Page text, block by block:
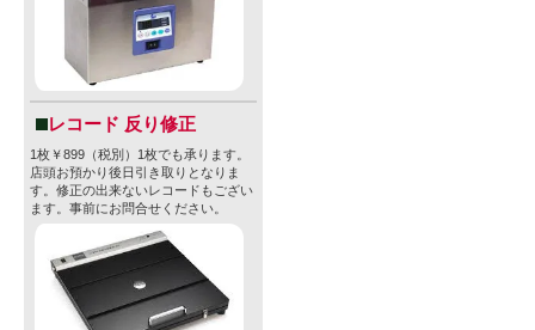
レコード 反り修正
1枚￥899（税別）1枚でも承ります。
店頭お預かり後日引き取りとなりま
す。修正の出来ないレコードもござい
ます。事前にお問合せください。